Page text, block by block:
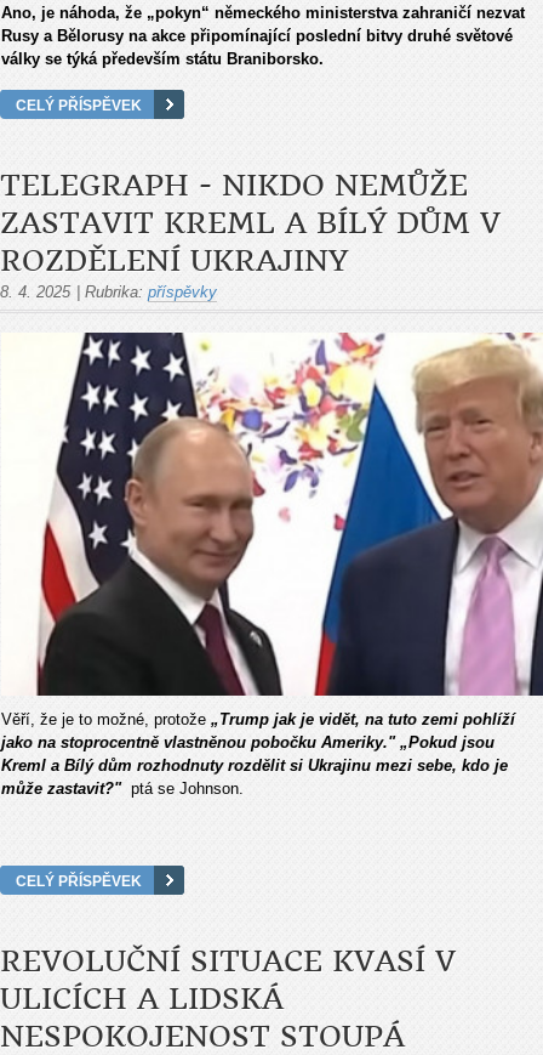
Ano, je náhoda, že „pokyn“ německého ministerstva zahraničí nezvat
Rusy a Bělorusy na akce připomínající poslední bitvy druhé světové
války se týká především státu Braniborsko.
CELÝ PŘÍSPĚVEK
TELEGRAPH - NIKDO NEMŮŽE
ZASTAVIT KREML A BÍLÝ DŮM V
ROZDĚLENÍ UKRAJINY
8. 4. 2025 Rubrika: příspěvky
Věří, že je to možné, protože „Trump jak je vidět, na tuto zemi pohlíží
jako na stoprocentně vlastněnou pobočku Ameriky." „Pokud jsou
Kreml a Bílý dům rozhodnuty rozdělit si Ukrajinu mezi sebe, kdo je
může zastavit?" ptá se Johnson.
CELÝ PŘÍSPĚVEK
REVOLUČNÍ SITUACE KVASÍ V
ULICÍCH A LIDSKÁ
NESPOKOJENOST STOUPÁ